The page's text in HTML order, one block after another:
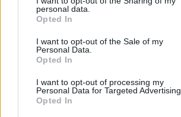
personal data.
Opted In
I want to opt-out of the Sale of my
Personal Data.
Opted In
I want to opt-out of processing my
Personal Data for Targeted Advertising.
Opted In